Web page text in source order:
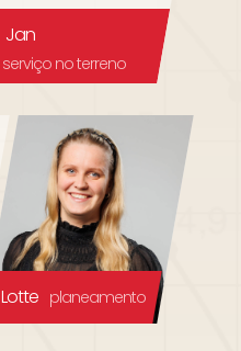
Jan
serviço no terreno
Lotte planeamento